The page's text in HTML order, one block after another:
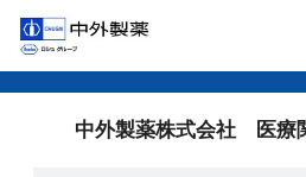
中外製薬株式会社 医療